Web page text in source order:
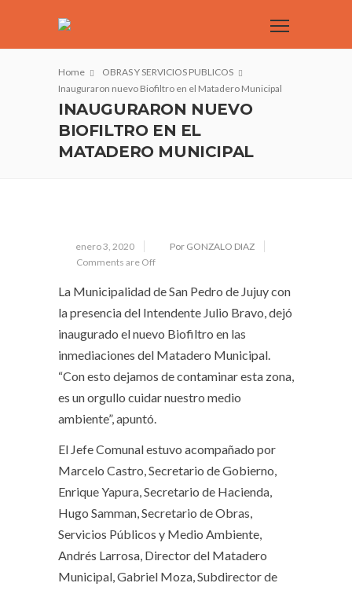
Home
OBRAS Y SERVICIOS PUBLICOS
Inauguraron nuevo Biofiltro en el Matadero Municipal
INAUGURARON NUEVO
BIOFILTRO EN EL
MATADERO MUNICIPAL
enero 3, 2020
Por GONZALO DIAZ
Comments are Off
La Municipalidad de San Pedro de Jujuy con
la presencia del Intendente Julio Bravo, dejó
inaugurado el nuevo Biofiltro en las
inmediaciones del Matadero Municipal.
“Con esto dejamos de contaminar esta zona,
es un orgullo cuidar nuestro medio
ambiente”, apuntó.
El Jefe Comunal estuvo acompañado por
Marcelo Castro, Secretario de Gobierno,
Enrique Yapura, Secretario de Hacienda,
Hugo Samman, Secretario de Obras,
Servicios Públicos y Medio Ambiente,
Andrés Larrosa, Director del Matadero
Municipal, Gabriel Moza, Subdirector de